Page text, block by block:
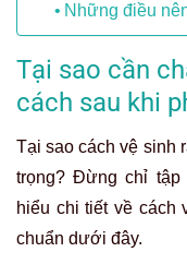
Những điều
Tại sao cần
cách sau khi
Tại sao cách vệ sinh
trọng? Đừng chỉ tập
hiểu chi tiết về cách
chuẩn dưới đây.